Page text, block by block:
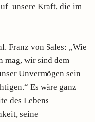
unsere Kraft, die im
Franz von Sales: „Wie
mag, wir sind dem
Unvermögen sein
Es wäre ganz
des Lebens
seine